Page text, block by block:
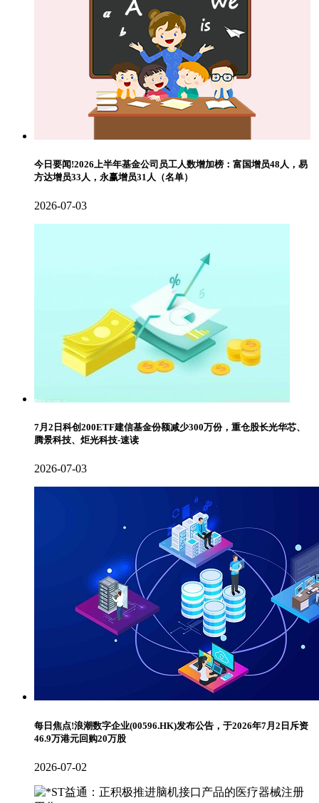
今日要闻!2026上半年基金公司员工人数增加榜：富国增员48人，易
方达增员33人，永赢增员31人（名单）
2026-07-03
7月2日科创200ETF建信基金份额减少300万份，重仓股长光华芯、
腾景科技、炬光科技-速读
2026-07-03
每日焦点!浪潮数字企业(00596.HK)发布公告，于2026年7月2日斥资
46.9万港元回购20万股
2026-07-02